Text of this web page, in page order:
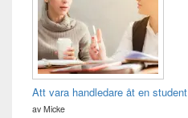
Att vara handledare åt en student
av Micke